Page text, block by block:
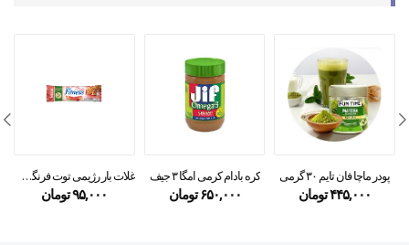
پودر ماچا فان تایم ۳۰ گرمی
۴۴۵,۰۰۰تومان
کره بادام کرمی امگا ۳ جیف
۶۵۰,۰۰۰ تومان
غلات بار رژیمی توت فرنگی فیتنس
۹۵,۰۰۰تومان